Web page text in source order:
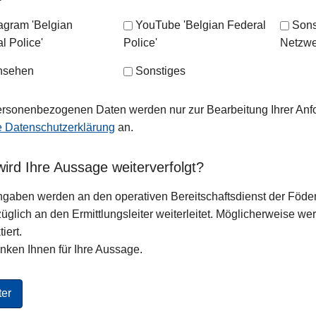
'Belgian
Police'
YouTube 'Belgian Federal
Police'
Sonstiges
Daten werden nur zur Bearbeitung Ihrer
Datenschutzerklärung an.
Ihre Aussage weiterverfolgt?
werden an den operativen Bereitschaftsdienst der
an den Ermittlungsleiter weiterleitet. Möglicherweise
Ihnen für Ihre Aussage.